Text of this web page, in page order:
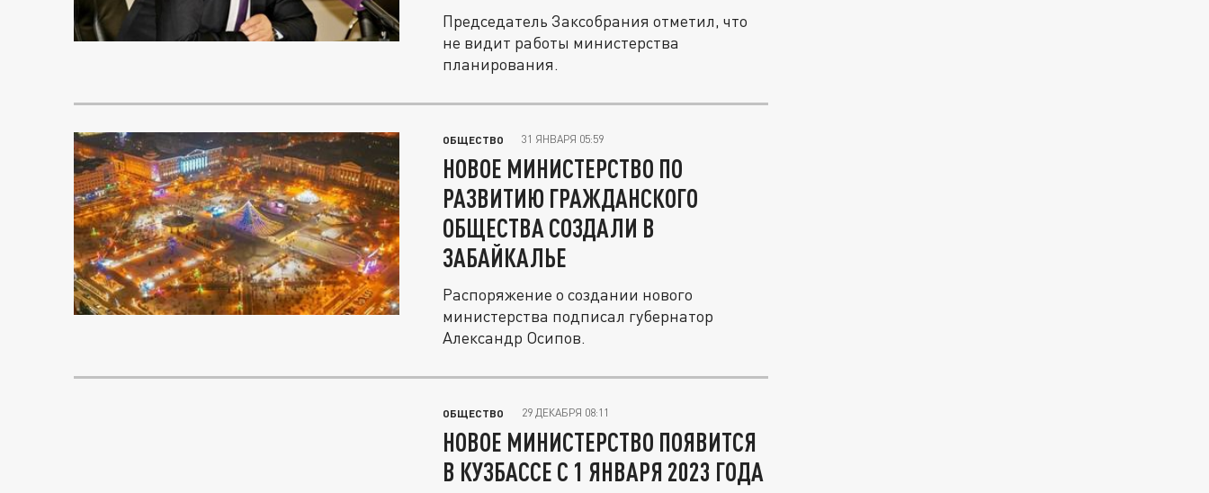
Председатель Заксобрания отметил, что
не видит работы министерства
планирования.
ОБЩЕСТВО 31 ЯНВАРЯ 05:59
НОВОЕ МИНИСТЕРСТВО ПО
РАЗВИТИЮ ГРАЖДАНСКОГО
ОБЩЕСТВА СОЗДАЛИ В
ЗАБАЙКАЛЬЕ
Распоряжение о создании нового
министерства подписал губернатор
Александр Осипов.
ОБЩЕСТВО 29 ДЕКАБРЯ 08:11
НОВОЕ МИНИСТЕРСТВО ПОЯВИТСЯ
В КУЗБАССЕ С 1 ЯНВАРЯ 2023 ГОДА